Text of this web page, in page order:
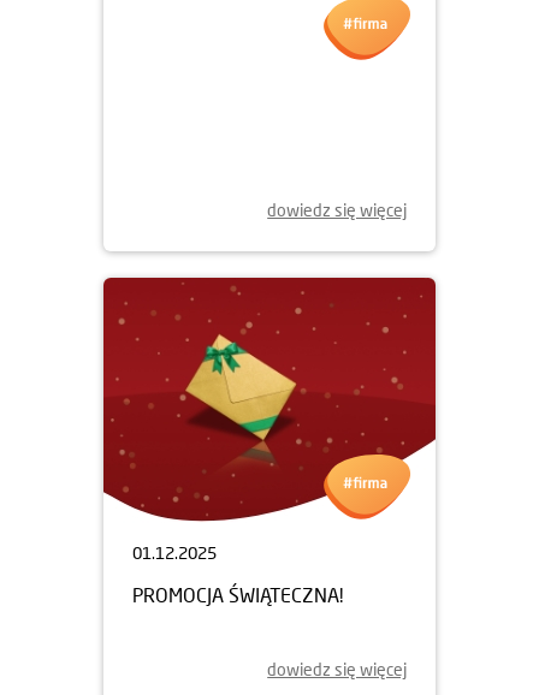
dowiedz się więcej
01.12.2025
PROMOCJA ŚWIĄTECZNA!
dowiedz się więcej